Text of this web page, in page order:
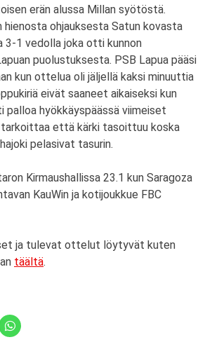
erän alussa Millan syötöstä.
hienosta ohjauksesta Satun kovasta
3-1 vedolla joka otti kunnon
puolustuksesta. PSB Lapua pääsi
kun ottelua oli jäljellä kaksi minuuttia
eivät saaneet aikaiseksi kun
palloa hyökkäyspäässä viimeiset
että kärki tasoittuu koska
pelasivat tasurin.
Kirmaushallissa 23.1 kun Saragoza
KauWin ja kotijoukkue FBC
ja tulevat ottelut löytyvät kuten
täältä.